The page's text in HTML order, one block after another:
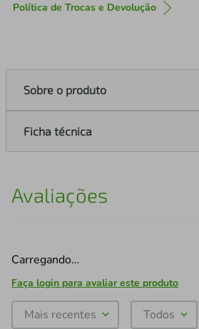
Política de Trocas e Devolução
Sobre o produto
Ficha técnica
Avaliações
Carregando…
Faça login para avaliar este produto
Mais recentes Todos